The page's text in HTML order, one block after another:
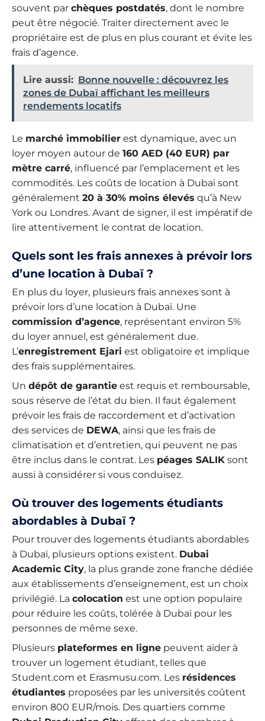
souvent par chèques postdatés, dont le nombre
peut être négocié. Traiter directement avec le
propriétaire est de plus en plus courant et évite les
frais d’agence.
Lire aussi: Bonne nouvelle : découvrez les
zones de Dubaï affichant les meilleurs
rendements locatifs
Le marché immobilier est dynamique, avec un
loyer moyen autour de 160 AED (40 EUR) par
mètre carré, influencé par l’emplacement et les
commodités. Les coûts de location à Dubaï sont
généralement 20 à 30% moins élevés qu’à New
York ou Londres. Avant de signer, il est impératif de
lire attentivement le contrat de location.
Quels sont les frais annexes à prévoir lors
d’une location à Dubaï ?
En plus du loyer, plusieurs frais annexes sont à
prévoir lors d’une location à Dubaï. Une
commission d’agence, représentant environ 5%
du loyer annuel, est généralement due.
L’enregistrement Ejari est obligatoire et implique
des frais supplémentaires.
Un dépôt de garantie est requis et remboursable,
sous réserve de l’état du bien. Il faut également
prévoir les frais de raccordement et d’activation
des services de DEWA, ainsi que les frais de
climatisation et d’entretien, qui peuvent ne pas
être inclus dans le contrat. Les péages SALIK sont
aussi à considérer si vous conduisez.
Où trouver des logements étudiants
abordables à Dubaï ?
Pour trouver des logements étudiants abordables
à Dubaï, plusieurs options existent. Dubai
Academic City, la plus grande zone franche dédiée
aux établissements d’enseignement, est un choix
privilégié. La colocation est une option populaire
pour réduire les coûts, tolérée à Dubaï pour les
personnes de même sexe.
Plusieurs plateformes en ligne peuvent aider à
trouver un logement étudiant, telles que
Student.com et Erasmusu.com. Les résidences
étudiantes proposées par les universités coûtent
environ 800 EUR/mois. Des quartiers comme